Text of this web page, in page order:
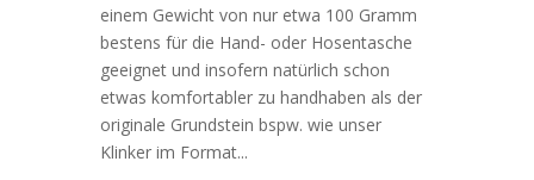
einem Gewicht von nur etwa 100 Gramm
bestens für die Hand- oder Hosentasche
geeignet und insofern natürlich schon
etwas komfortabler zu handhaben als der
originale Grundstein bspw. wie unser
Klinker im Format...